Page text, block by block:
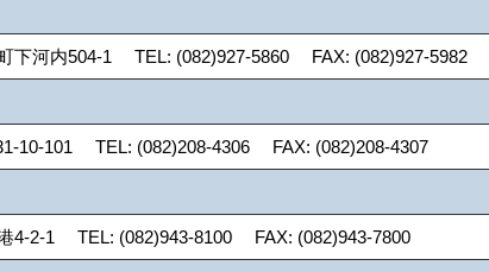
下河内504-1 TEL: (082)927-5860 FAX: (082)927-5982
10-101 TEL: (082)208-4306 FAX: (082)208-4307
4-2-1 TEL: (082)943-8100 FAX: (082)943-7800